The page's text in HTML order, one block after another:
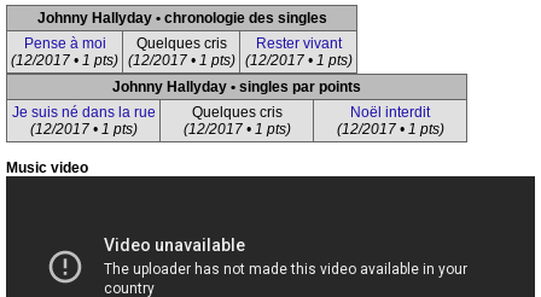
Johnny Hallyday • chronologie des singles
Pense à moi
(12/2017 • 1 pts)
Quelques cris
(12/2017 • 1 pts)
Rester vivant
(12/2017 • 1 pts)
Johnny Hallyday • singles par points
Je suis né dans la rue
(12/2017 • 1 pts)
Quelques cris
(12/2017 • 1 pts)
Noël interdit
(12/2017 • 1 pts)
Music video